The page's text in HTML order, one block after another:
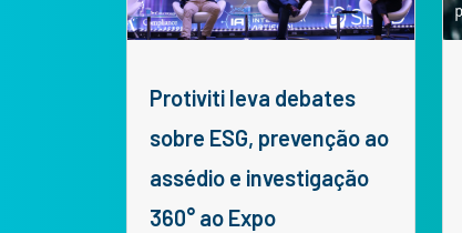
Protiviti leva debates
sobre ESG, prevenção ao
assédio e investigação
360° ao Expo